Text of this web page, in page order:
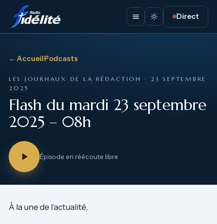
Direct
← Accueil·Podcasts
LES JOURNAUX DE LA RÉDACTION · 23 SEPTEMBRE
2025
Flash du mardi 23 septembre
2025 – 08h
Épisode en réécoute libre
À la une de l’actualité,